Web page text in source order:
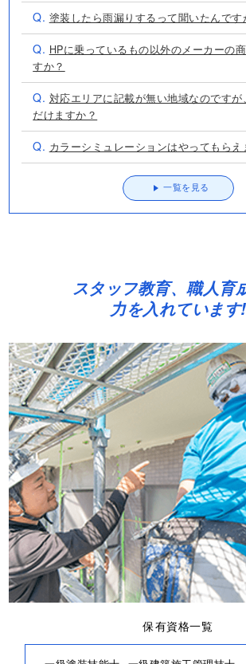
Q. 塗装したら雨漏りするって聞いたんです
Q. HPに乗っているもの以外のメーカーの
すか？
Q. 対応エリアに記載が無い地域なのですが
だけますか？
Q. カラーシミュレーションはやってもらえ
一覧を見る
スタッフ教育、職人育
力を入れています!
保有資格一覧